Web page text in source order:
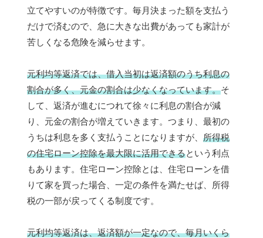
立てやすいのが特徴です。毎月決まった額を支払う
だけで済むので、急に大きな出費があっても家計が
苦しくなる危険を減らせます。
元利均等返済では、借入当初は返済額のうち利息の
割合が多く、元金の割合は少なくなっています。そ
して、返済が進むにつれて徐々に利息の割合が減
り、元金の割合が増えていきます。つまり、最初の
うちは利息を多く支払うことになりますが、 所得税
の住宅ローン控除を最大限に活用できるという利点
もあります。住宅ローン控除とは、住宅ローンを借
りて家を買った場合、一定の条件を満たせば、所得
税の一部が戻ってくる制度です。
元利均等返済は、返済額が一定なので、毎月いくら